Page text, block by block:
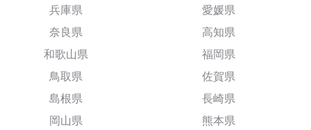
兵庫県
奈良県
和歌山県
鳥取県
島根県
岡山県
愛媛県
高知県
福岡県
佐賀県
長崎県
熊本県